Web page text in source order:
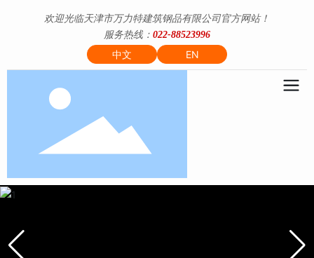
欢迎光临天津市万力特建筑钢品有限公司官方网站！
服务热线： 022-88523996
中文 EN